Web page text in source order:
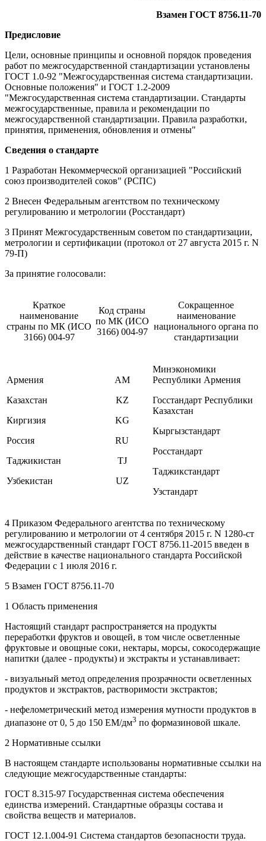
Взамен ГОСТ 8756.11-70
Предисловие
Цели, основные принципы и основной порядок проведения
работ по межгосударственной стандартизации установлены
ГОСТ 1.0-92 "Межгосударственная система стандартизации.
Основные положения" и ГОСТ 1.2-2009
"Межгосударственная система стандартизации. Стандарты
межгосударственные, правила и рекомендации по
межгосударственной стандартизации. Правила разработки,
принятия, применения, обновления и отмены"
Сведения о стандарте
1 Разработан Некоммерческой организацией "Российский
союз производителей соков" (РСПС)
2 Внесен Федеральным агентством по техническому
регулированию и метрологии (Росстандарт)
3 Принят Межгосударственным советом по стандартизации,
метрологии и сертификации (протокол от 27 августа 2015 г. N
79-П)
За принятие голосовали:
Краткое
наименование
страны по МК (ИСО
3166) 004-97
Код страны
по МК (ИСО
3166) 004-97
Сокращенное
наименование
национального органа по
стандартизации
Армения
Казахстан
Киргизия
Россия
Таджикистан
Узбекистан
AM
KZ
KG
RU
TJ
UZ
Минэкономики
Республики Армения
Госстандарт Республики
Казахстан
Кыргызстандарт
Росстандарт
Таджикстандарт
Узстандарт
4 Приказом Федерального агентства по техническому
регулированию и метрологии от 4 сентября 2015 г. N 1280-ст
межгосударственный стандарт ГОСТ 8756.11-2015 введен в
действие в качестве национального стандарта Российской
Федерации с 1 июля 2016 г.
5 Взамен ГОСТ 8756.11-70
1 Область применения
Настоящий стандарт распространяется на продукты
переработки фруктов и овощей, в том числе осветленные
фруктовые и овощные соки, нектары, морсы, сокосодержащие
напитки (далее - продукты) и экстракты и устанавливает:
- визуальный метод определения прозрачности осветленных
продуктов и экстрактов, растворимости экстрактов;
- нефелометрический метод измерения мутности продуктов в
диапазоне от 0, 5 до 150 EM/дм3 по формазиновой шкале.
2 Нормативные ссылки
В настоящем стандарте использованы нормативные ссылки на
следующие межгосударственные стандарты:
ГОСТ 8.315-97 Государственная система обеспечения
единства измерений. Стандартные образцы состава и
свойства веществ и материалов.
ГОСТ 12.1.004-91 Система стандартов безопасности труда.